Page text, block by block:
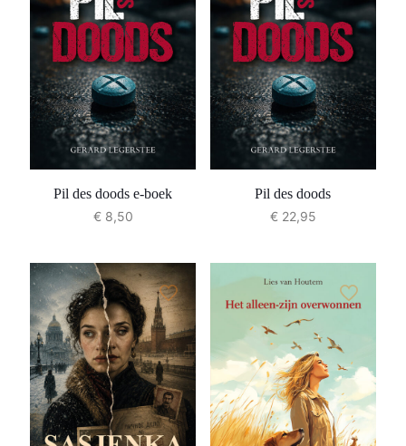
Pil des doods e-boek
€8,50
Pil des doods
€22,95